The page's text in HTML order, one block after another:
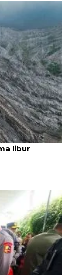
libur